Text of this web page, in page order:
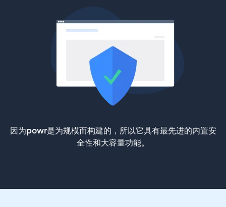
因为powr是为规模而构建的，所以它具有最先进的内置安
全性和大容量功能。